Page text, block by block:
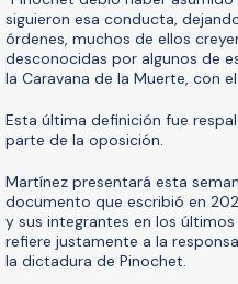
siguieron esa conducta,
órdenes, muchos de ellos
desconocidas por algunos de
la Caravana de la Muerte, con
Esta última definición fue
parte de la oposición.
Martínez presentará esta
documento que escribió en
y sus integrantes en los
refiere justamente a la
la dictadura de Pinochet.